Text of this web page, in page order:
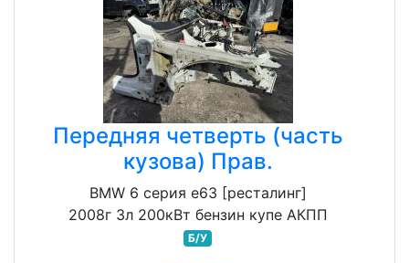
Передняя четверть (часть
кузова) Прав.
BMW 6 серия e63 [ресталинг]
2008г 3л 200кВт бензин купе АКПП
Б/У